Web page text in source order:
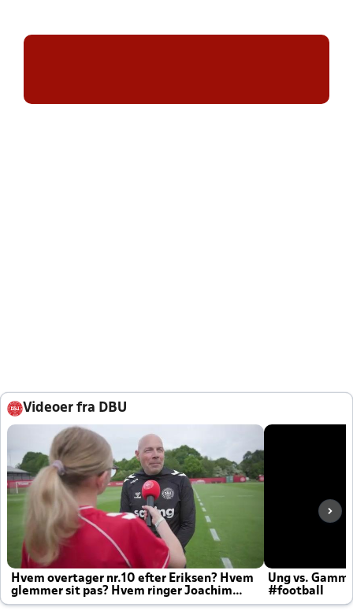
Videoer fra DBU
Hvem overtager nr.10 efter Eriksen? Hvem
glemmer sit pas? Hvem ringer Joachim
altid til efter kampe?
Ung vs.
#football